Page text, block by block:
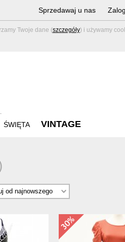
Twoje dane (szczegóły) i używamy
Sprzedawaj u nas
ŚWIĘTA VINTAGE